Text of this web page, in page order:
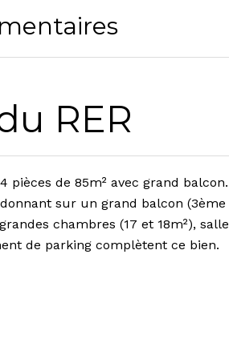
RER
pièces de 85m² avec grand balcon.
sur un grand balcon (3ème
chambres (17 et 18m²), salle
de parking complètent ce bien.